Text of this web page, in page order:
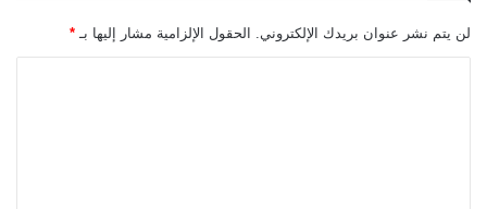
لن يتم نشر عنوان بريدك الإلكتروني. الحقول الإلزامية مشار إليها بـ *